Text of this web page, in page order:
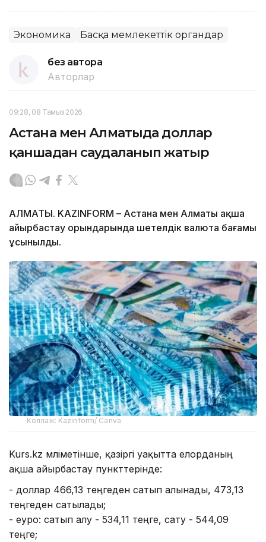
Экономика Басқа мемлекеттік органдар
без автора
Авторлар
09:28, 08 Тамыз 2026
Астана мен Алматыда доллар
қаншадан саудаланып жатыр
АЛМАТЫ. KAZINFORM – Астана мен Алматы ақша
айырбастау орындарында шетелдік валюта бағамы
ұсынылды.
Коллаж: Kazinform/ Canva
Kurs.kz мәліметінше, қазіргі уақытта елорданың
ақша айырбастау пункттерінде:
- доллар 466,13 теңгеден сатып алынады, 473,13
теңгеден сатылады;
- еуро: сатып алу - 534,11 теңге, сату - 544,09
теңге;